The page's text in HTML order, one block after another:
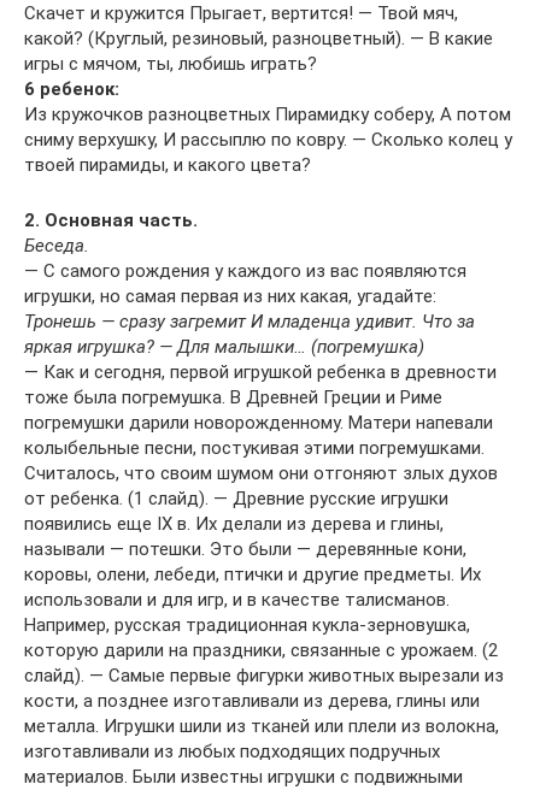
Скачет и кружится Прыгает, вертится! — Твой мяч,
какой? (Круглый, резиновый, разноцветный). — В какие
игры с мячом, ты, любишь играть?
6 ребенок:
Из кружочков разноцветных Пирамидку соберу, А потом
сниму верхушку, И рассыплю по ковру. — Сколько колец у
твоей пирамиды, и какого цвета?
2. Основная часть.
Беседа.
— С самого рождения у каждого из вас появляются
игрушки, но самая первая из них какая, угадайте:
Тронешь — сразу загремит И младенца удивит. Что за
яркая игрушка? — Для малышки… (погремушка)
— Как и сегодня, первой игрушкой ребенка в древности
тоже была погремушка. В Древней Греции и Риме
погремушки дарили новорожденному. Матери напевали
колыбельные песни, постукивая этими погремушками.
Считалось, что своим шумом они отгоняют злых духов
от ребенка. (1 слайд). — Древние русские игрушки
появились еще IX в. Их делали из дерева и глины,
называли — потешки. Это были — деревянные кони,
коровы, олени, лебеди, птички и другие предметы. Их
использовали и для игр, и в качестве талисманов.
Например, русская традиционная кукла-зерновушка,
которую дарили на праздники, связанные с урожаем. (2
слайд). — Самые первые фигурки животных вырезали из
кости, а позднее изготавливали из дерева, глины или
металла. Игрушки шили из тканей или плели из волокна,
изготавливали из любых подходящих подручных
материалов. Были известны игрушки с подвижными